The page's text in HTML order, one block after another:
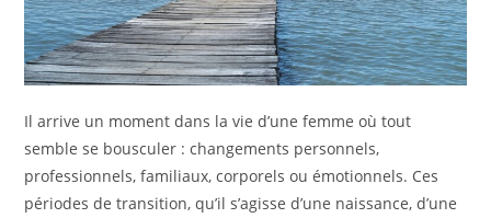
Il arrive un moment dans la vie d’une femme où tout
semble se bousculer : changements personnels,
professionnels, familiaux, corporels ou émotionnels. Ces
périodes de transition, qu’il s’agisse d’une naissance, d’une